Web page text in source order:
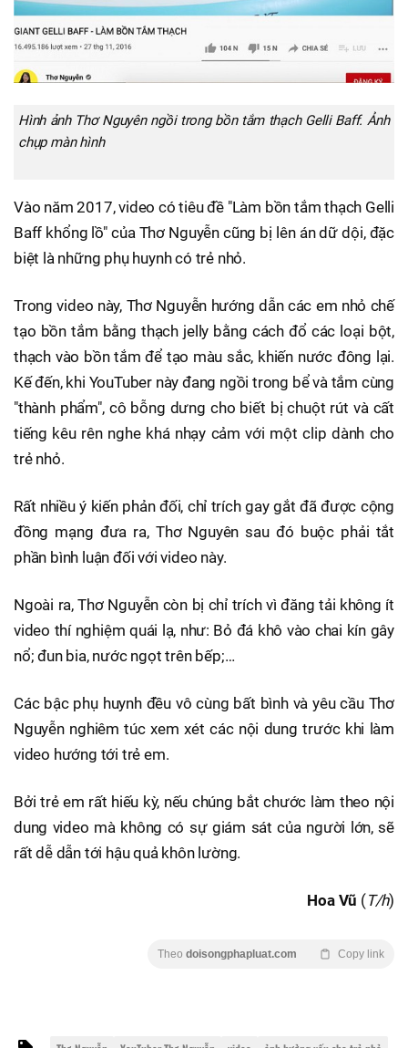
Hình ảnh Thơ Nguyên ngồi trong bồn tắm thạch Gelli Baff. Ảnh
chụp màn hình
Vào năm 2017, video có tiêu đề "Làm bồn tắm thạch Gelli
Baff khổng lồ" của Thơ Nguyễn cũng bị lên án dữ dội, đặc
biệt là những phụ huynh có trẻ nhỏ.
Trong video này, Thơ Nguyễn hướng dẫn các em nhỏ chế
tạo bồn tắm bằng thạch jelly bằng cách đổ các loại bột,
thạch vào bồn tắm để tạo màu sắc, khiến nước đông lại.
Kế đến, khi YouTuber này đang ngồi trong bể và tắm cùng
"thành phẩm", cô bỗng dưng cho biết bị chuột rút và cất
tiếng kêu rên nghe khá nhạy cảm với một clip dành cho
trẻ nhỏ.
Rất nhiều ý kiến phản đối, chỉ trích gay gắt đã được cộng
đồng mạng đưa ra, Thơ Nguyên sau đó buộc phải tắt
phần bình luận đối với video này.
Ngoài ra, Thơ Nguyễn còn bị chỉ trích vì đăng tải không ít
video thí nghiệm quái lạ, như: Bỏ đá khô vào chai kín gây
nổ; đun bia, nước ngọt trên bếp;…
Các bậc phụ huynh đều vô cùng bất bình và yêu cầu Thơ
Nguyễn nghiêm túc xem xét các nội dung trước khi làm
video hướng tới trẻ em.
Bởi trẻ em rất hiếu kỳ, nếu chúng bắt chước làm theo nội
dung video mà không có sự giám sát của người lớn, sẽ
rất dễ dẫn tới hậu quả khôn lường.
Hoa Vũ (T/h)
Theo doisongphapluat.com Copy link